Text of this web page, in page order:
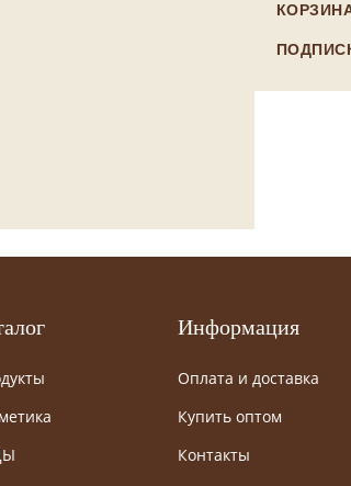
Информация
Оплата и доставка
Купить оптом
Контакты